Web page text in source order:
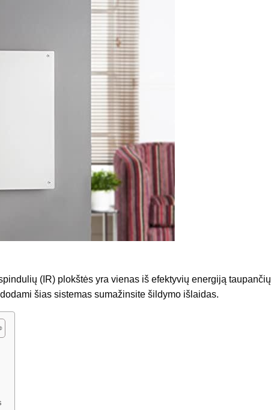
(IR) plokštės yra vienas iš efektyvių energiją taupančių
šias sistemas sumažinsite šildymo išlaidas.